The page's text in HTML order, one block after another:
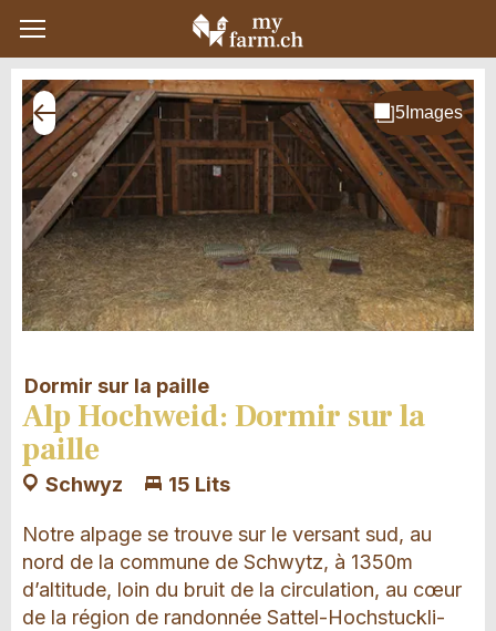
Dormir sur la paille
Alp Hochweid: Dormir sur la
paille
Schwyz 15 Lits
Notre alpage se trouve sur le versant sud, au
nord de la commune de Schwytz, à 1350m
d’altitude, loin du bruit de la circulation, au cœur
de la région de randonnée Sattel-Hochstuckli-